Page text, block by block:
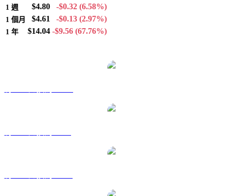
1 週 $4.80 -$0.32 (6.58%)
1 個月 $4.61 -$0.13 (2.97%)
1 年 $14.04 -$9.56 (67.76%)